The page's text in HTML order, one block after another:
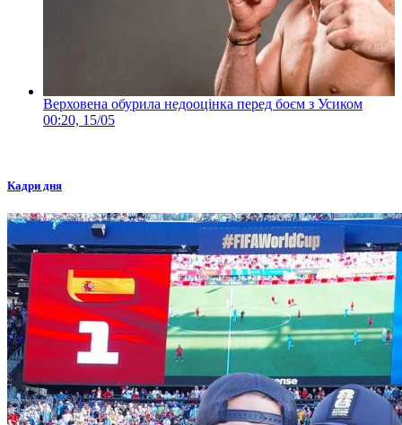
Верховена обурила недооцінка перед боєм з Усиком
00:20, 15/05
Кадри дня